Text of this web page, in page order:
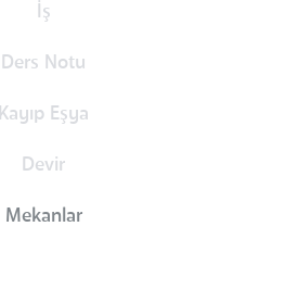
İş
Ders Notu
Kayıp Eşya
Devir
Mekanlar